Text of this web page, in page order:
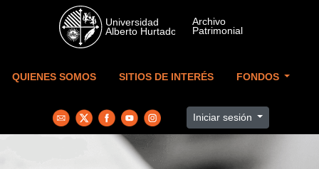
Skip to main content
QUIENES SOMOS SITIOS DE INTERÉS FONDOS
Iniciar sesión